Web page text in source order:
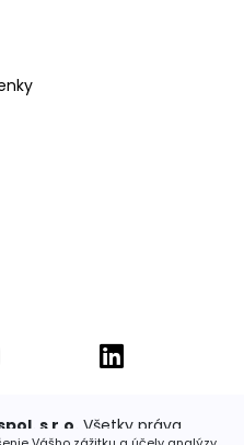
s r.o. Všetky práva